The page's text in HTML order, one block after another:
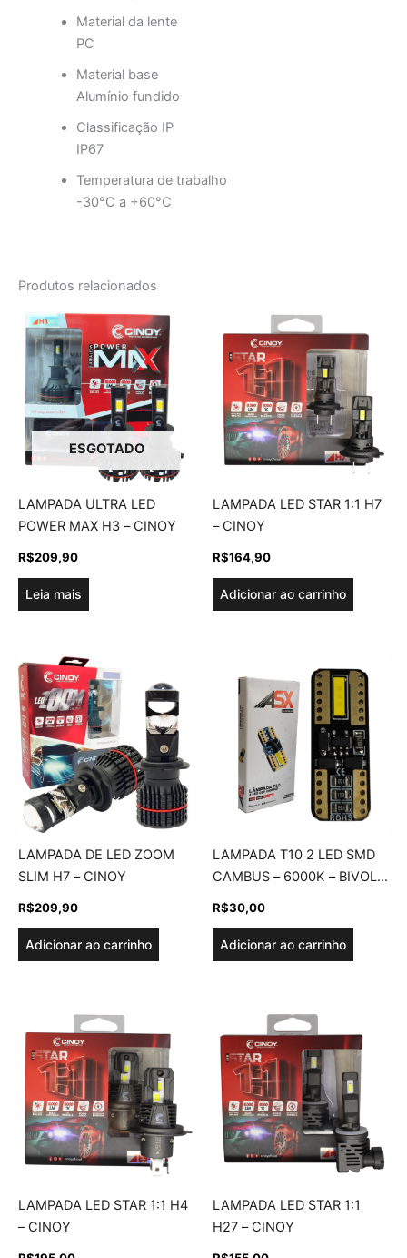
Material da lente
PC
Material base
Alumínio fundido
Classificação IP
IP67
Temperatura de trabalho
-30°C a +60°C
Produtos relacionados
ESGOTADO
LAMPADA ULTRA LED
POWER MAX H3 – CINOY
R$209,90
Leia mais
LAMPADA LED STAR 1:1 H7
– CINOY
R$164,90
Adicionar ao carrinho
LAMPADA DE LED ZOOM
SLIM H7 – CINOY
R$209,90
Adicionar ao carrinho
LAMPADA T10 2 LED SMD
CAMBUS – 6000K – BIVOLT
– ASX
R$30,00
Adicionar ao carrinho
LAMPADA LED STAR 1:1 H4
– CINOY
LAMPADA LED STAR 1:1
H27 – CINOY